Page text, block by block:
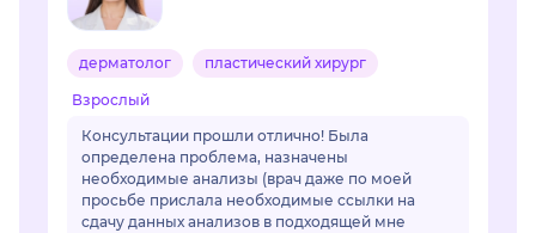
дерматолог пластический хирург
Взрослый
Консультации прошли отлично! Была
определена проблема, назначены
необходимые анализы (врач даже по моей
просьбе прислала необходимые ссылки на
сдачу данных анализов в подходящей мне